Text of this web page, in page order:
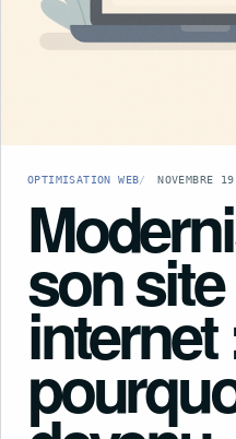
OPTIMISATION WEB NOVEMBRE
son site
internet